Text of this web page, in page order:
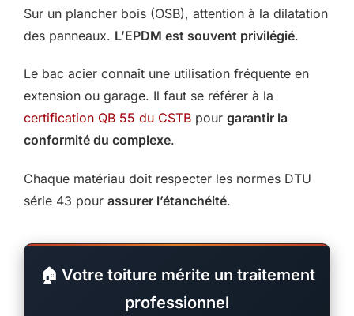
Sur un plancher bois (OSB), attention à la dilatation
des panneaux. L’EPDM est souvent privilégié.
Le bac acier connaît une utilisation fréquente en
extension ou garage. Il faut se référer à la
certification QB 55 du CSTB pour garantir la
conformité du complexe.
Chaque matériau doit respecter les normes DTU
série 43 pour assurer l’étanchéité.
🏠 Votre toiture mérite un traitement
professionnel